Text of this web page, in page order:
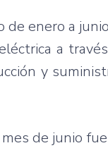
de enero a
a
y
de junio